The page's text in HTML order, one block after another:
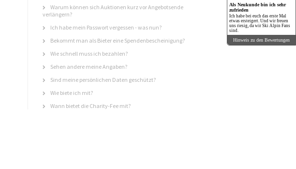
Warum können sich Auktionen kurz vor Angebotsende
verlängern?
Ich habe mein Passwort vergessen - was nun?
Bekommt man als Bieter eine Spendenbescheinigung?
Wie schnell muss ich bezahlen?
Sehen andere meine Angaben?
Sind meine persönlichen Daten geschützt?
Wie biete ich mit?
Wann bietet die Charity-Fee mit?
Als Neukunde bin ich sehr
zufrieden
Ich habe bei euch das erste Mal
etwas ersteigert. Und wir freuen
uns riesig, da wir Ski Alpin Fans
sind.
Hinweis zu den Bewertungen